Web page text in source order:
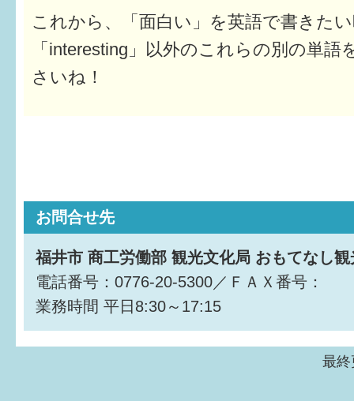
これから、「面白い」を英語で書きた
「interesting」以外のこれらの別の単語
さいね！
お問合せ先
福井市 商工労働部 観光文化局 おもてなし
電話番号：0776-20-5300／ＦＡＸ番号：
業務時間 平日8:30～17:15
最終